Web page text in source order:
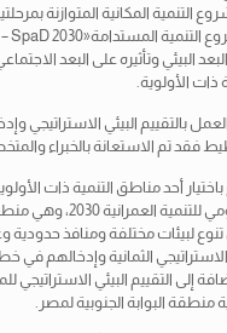
التنمية المكانية المتوازنة
البيئي وتأثيره على البعد
ذات الأولوية.
بالتقييم البيئي الاستراتيجي
فقد تم الاستعانة بالخبراء
أحد مناطق التنمية ذات
المخطط القومي للتنمية
لبيئات مختلفة ومنافذ حدودية
الاستراتيجي الثمانية وإدخالهم
إلى التقييم البيئي
منطقة البوابة الجنوبية لمصر.